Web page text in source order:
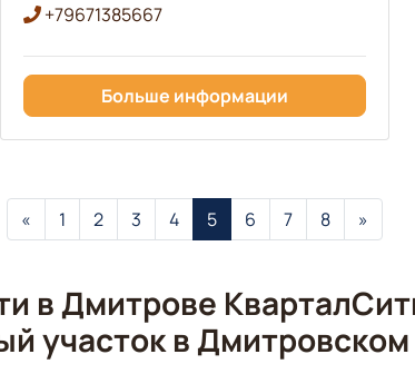
+79671385667
Больше информации
« 1 2 3 4 5 6 7 8 »
в Дмитрове
участок в